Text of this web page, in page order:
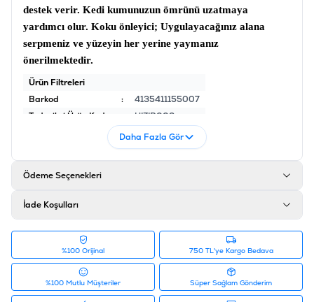
destek verir. Kedi kumunuzun ömrünü uzatmaya
yardımcı olur. Koku önleyici; Uygulayacağınız alana
serpmeniz ve yüzeyin her yerine yaymanız
önerilmektedir.
Ürün Filtreleri
Barkod
:
4135411155007
Tedarikçi Ürün Kodu
HIZIR002
Daha Fazla Gör
Ödeme Seçenekleri
İade Koşulları
%100 Orijinal 750 TL'ye Kargo Bedava
%100 Mutlu Müşteriler Süper Sağlam Gönderim